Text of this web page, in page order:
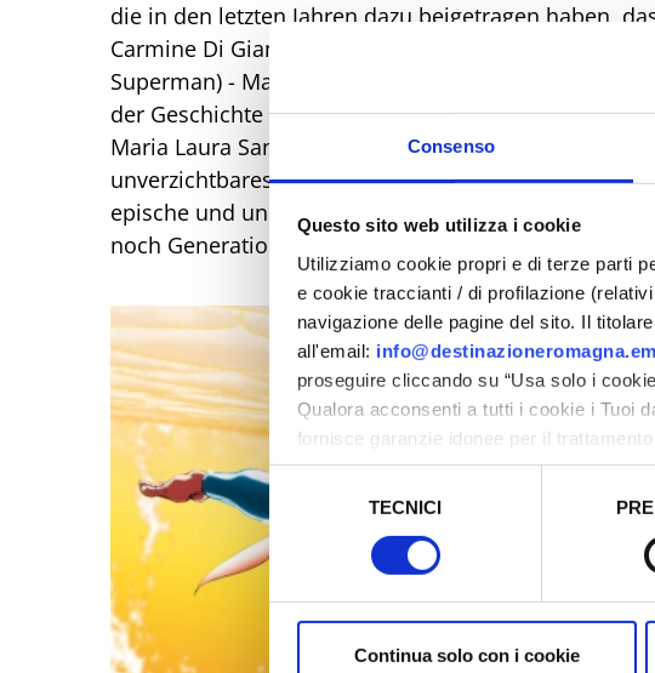
Consenso
Questo sito web utilizza i cookie
Utilizziamo cookie propri e di terze parti
e cookie traccianti / di profilazione
navigazione delle pagine del sito. Il
all'email:
proseguire cliccando su “Usa solo i
Qualora acconsenti a tutti i cookie i Tuoi
fornisce garanzie idonee per il
sicurezza a Tutela dei navigatori, che
Selezione
consenso
TECNICI
Continua solo con i cookie
die in den letzten Jahren dazu beigetragen haben,
Carmine Di Giandomenico (Absoluter Superman) -
Superman) - Marco Santucci (Injustice, Opening
der Geschichte Superman: Inferno für das
Maria Laura Sanapo, Illustratorin für Wonder Woman
unverzichtbares Ereignis für Fans, Sammler und
epische und universelle Seite von Superman
noch Generationen inspiriert.